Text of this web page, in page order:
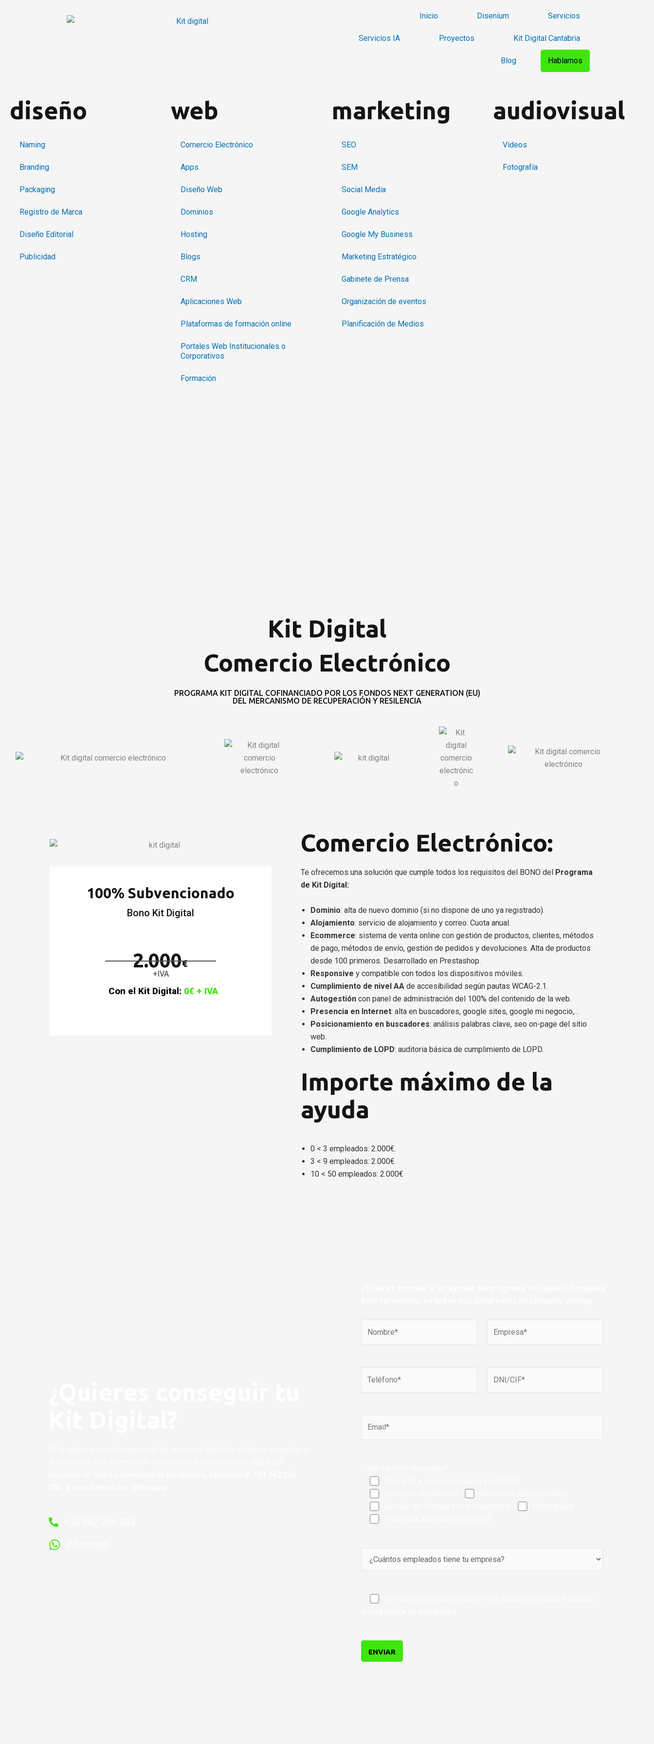
Inicio Disenium Servicios
Servicios IA Proyectos Kit Digital Cantabria
Blog Hablamos
diseño
Naming
Branding
Packaging
Registro de Marca
Diseño Editorial
Publicidad
web
Comercio Electrónico
Apps
Diseño Web
Dominios
Hosting
Blogs
CRM
Aplicaciones Web
Plataformas de formación online
Portales Web Institucionales o
Corporativos
Formación
marketing
SEO
SEM
Social Media
Google Analytics
Google My Business
Marketing Estratégico
Gabinete de Prensa
Organización de eventos
Planificación de Medios
audiovisual
Videos
Fotografía
Kit Digital
Comercio Electrónico
PROGRAMA KIT DIGITAL COFINANCIADO POR LOS FONDOS NEXT GENERATION (EU)
DEL MERCANISMO DE RECUPERACIÓN Y RESILENCIA
100% Subvencionado
Bono Kit Digital
2.000€
+IVA
Con el Kit Digital: 0€ + IVA
Comercio Electrónico:
Te ofrecemos una solución que cumple todos los requisitos del BONO del Programa
de Kit Digital:
Dominio: alta de nuevo dominio (si no dispone de uno ya registrado).
Alojamiento: servicio de alojamiento y correo. Cuota anual.
Ecommerce: sistema de venta online con gestión de productos, clientes, métodos
de pago, métodos de envío, gestión de pedidos y devoluciones. Alta de productos
desde 100 primeros. Desarrollado en Prestashop.
Responsive y compatible con todos los dispositivos móviles.
Cumplimiento de nivel AA de accesibilidad según pautas WCAG-2.1.
Autogestión con panel de administración del 100% del contenido de la web.
Presencia en Internet: alta en buscadores, google sites, google mi negocio,…
Posicionamiento en buscadores: análisis palabras clave, seo on-page del sitio
web.
Cumplimiento de LOPD: auditoria básica de cumplimiento de LOPD.
Importe máximo de la
ayuda
0 < 3 empleados: 2.000€.
3 < 9 empleados: 2.000€
10 < 50 empleados: 2.000€